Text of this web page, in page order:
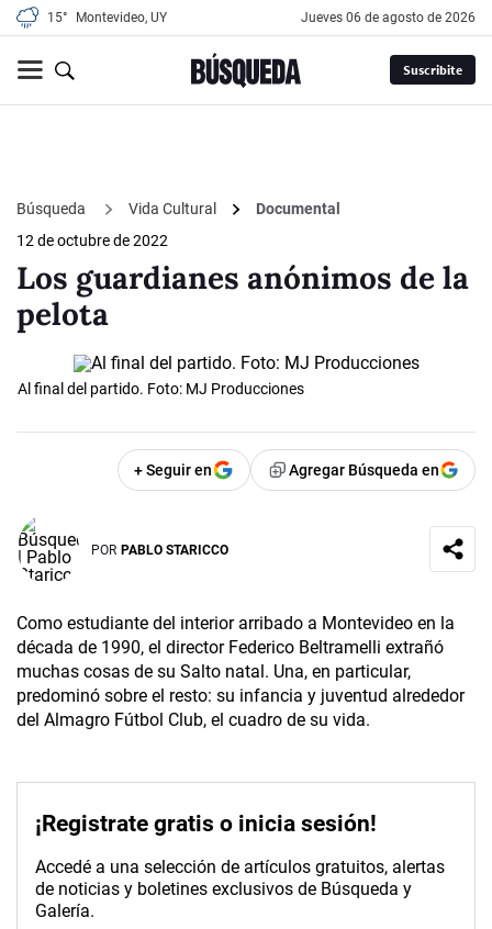
15° Montevideo, UY jueves 06 de agosto de 2026
Suscribite
Búsqueda Vida Cultural
Documental
12 de octubre de 2022
Los guardianes anónimos de la
pelota
Al final del partido. Foto: MJ Producciones
+ Seguir en Agregar Búsqueda en
POR PABLO STARICCO
Como estudiante del interior arribado a Montevideo en la
década de 1990, el director Federico Beltramelli extrañó
muchas cosas de su Salto natal. Una, en particular,
predominó sobre el resto: su infancia y juventud alrededor
del Almagro Fútbol Club, el cuadro de su vida.
¡Registrate gratis o inicia sesión!
Accedé a una selección de artículos gratuitos, alertas
de noticias y boletines exclusivos de Búsqueda y
Galería.